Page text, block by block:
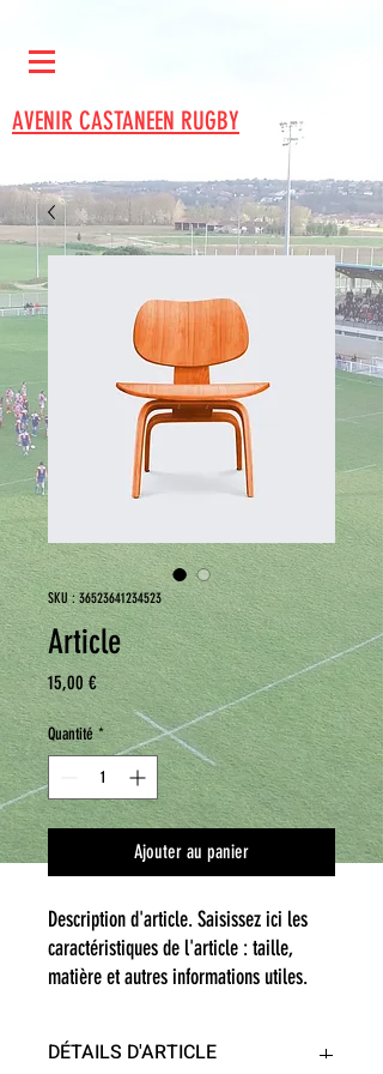
AVENIR CASTANEEN RUGBY
SKU : 36523641234523
Article
15,00 €Prix
Quantité *
Ajouter au panier
Description d'article. Saisissez ici les
caractéristiques de l'article : taille,
matière et autres informations utiles.
DÉTAILS D'ARTICLE